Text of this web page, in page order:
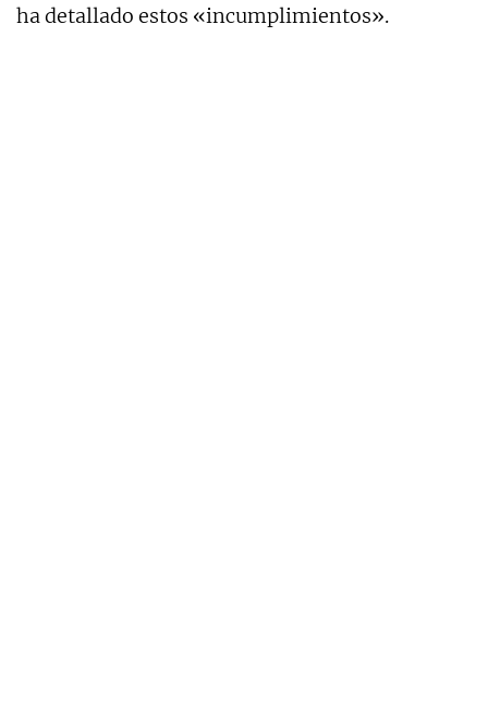
ha detallado estos «incumplimientos».